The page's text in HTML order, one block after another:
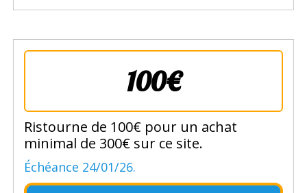
100€
Ristourne de 100€ pour un achat
minimal de 300€ sur ce site.
Échéance 24/01/26.